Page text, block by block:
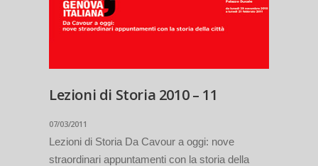
Lezioni di Storia 2010 – 11
07/03/2011
Lezioni di Storia Da Cavour a oggi: nove
straordinari appuntamenti con la storia della